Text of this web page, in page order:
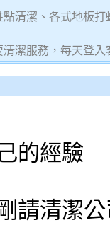
清潔、各式地板
清潔服務，每天登
的經驗
請清潔